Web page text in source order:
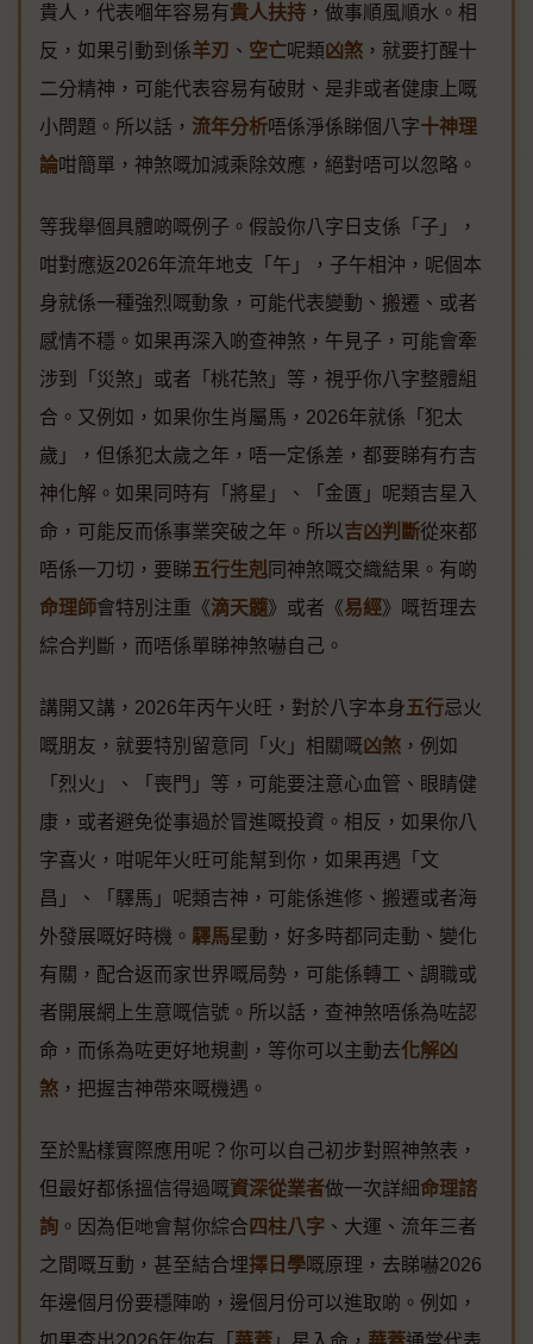
貴人，代表嗰年容易有貴人扶持 ，做事順風順水。相
反，如果引動到係羊刃 、 空亡呢類凶煞 ，就要打醒十
二分精神，可能代表容易有破財、是非或者健康上嘅
小問題。所以話， 流年分析唔係淨係睇個八字十神理
論咁簡單，神煞嘅加減乘除效應，絕對唔可以忽略。
等我舉個具體啲嘅例子。假設你八字日支係「子」，
咁對應返2026年流年地支「午」，子午相沖，呢個本
身就係一種強烈嘅動象，可能代表變動、搬遷、或者
感情不穩。如果再深入啲查神煞，午見子，可能會牽
涉到「災煞」或者「桃花煞」等，視乎你八字整體組
合。又例如，如果你生肖屬馬，2026年就係「犯太
歲」，但係犯太歲之年，唔一定係差，都要睇有冇吉
神化解。如果同時有「將星」、「金匱」呢類吉星入
命，可能反而係事業突破之年。所以吉凶判斷從來都
唔係一刀切，要睇五行生剋 同神煞嘅交織結果。有啲
命理師會特別注重《滴天髓》或者《易經》嘅哲理去
綜合判斷，而唔係單睇神煞嚇自己。
講開又講，2026年丙午火旺，對於八字本身五行忌火
嘅朋友，就要特別留意同「火」相關嘅凶煞 ，例如
「烈火」、「喪門」等，可能要注意心血管、眼睛健
康，或者避免從事過於冒進嘅投資。相反，如果你八
字喜火，咁呢年火旺可能幫到你，如果再遇「文
昌」、「驛馬」呢類吉神，可能係進修、搬遷或者海
外發展嘅好時機。 驛馬星動，好多時都同走動、變化
有關，配合返而家世界嘅局勢，可能係轉工、調職或
者開展網上生意嘅信號。所以話，查神煞唔係為咗認
命，而係為咗更好地規劃，等你可以主動去化解凶
煞 ，把握吉神帶來嘅機遇。
至於點樣實際應用呢？你可以自己初步對照神煞表，
但最好都係搵信得過嘅資深從業者做一次詳細命理諮
詢 。因為佢哋會幫你綜合 四柱八字 、大運、流年三者
之間嘅互動，甚至結合埋擇日學嘅原理，去睇嚇2026
年邊個月份要穩陣啲，邊個月份可以進取啲。例如，